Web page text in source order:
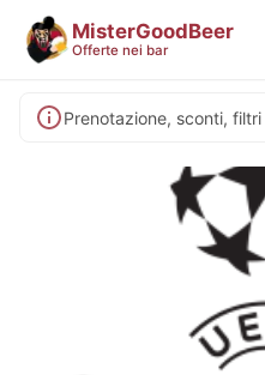
MisterGoodBeer
Offerte nei bar
Prenotazione, sconti, filtri